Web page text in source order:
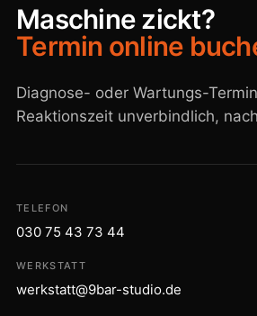
Maschine zickt?
Termin online
Diagnose- oder Wartungs-
Reaktionszeit unverbindlich,
TELEFON
030 75 43 73 44
WERKSTATT
werkstatt@9bar-studio.de